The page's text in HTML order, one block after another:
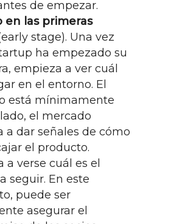
de empezar.
en las primeras
stage). Una vez
ha empezado su
empieza a ver cuál
en el entorno. El
está mínimamente
el mercado
a dar señales de cómo
el producto.
a verse cuál es el
seguir. En este
puede ser
asegurar el